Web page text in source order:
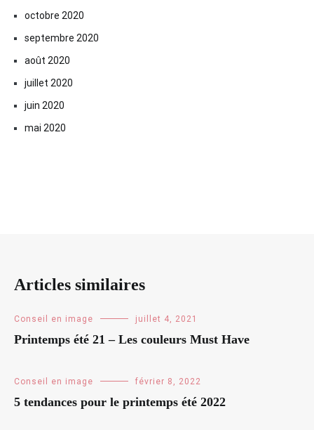
octobre 2020
septembre 2020
août 2020
juillet 2020
juin 2020
mai 2020
Articles similaires
Conseil en image juillet 4, 2021
Printemps été 21 – Les couleurs Must Have
Conseil en image février 8, 2022
5 tendances pour le printemps été 2022